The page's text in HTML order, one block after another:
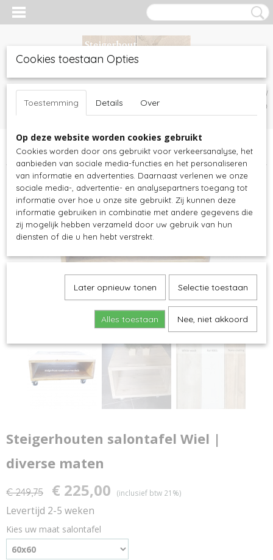
Inloggen Registreren
UW WINKELWAGEN
(0)
Home >Tuinmeubelen>Steigerhout tuinmeubels>
Steigerhouten salontafel Wiel | diverse maten
Steigerhouten salontafel Wiel |
diverse maten
€ 249,75 € 225,00 (inclusief btw 21%)
Levertijd 2-5 weken
Kies uw maat salontafel
Cookies toestaan Opties
Toestemming Details Over
Op deze website worden cookies gebruikt
Cookies worden door ons gebruikt voor verkeersanalyse, het
aanbieden van sociale media-functies en het personaliseren
van informatie en advertenties. Daarnaast verlenen we onze
sociale media-, advertentie- en analysepartners toegang tot
informatie over hoe u onze site gebruikt. Zij kunnen deze
informatie gebruiken in combinatie met andere gegevens die
zij mogelijk hebben verzameld door uw gebruik van hun
diensten of die u hen hebt verstrekt.
Later opnieuw tonen Selectie toestaan
Alles toestaan Nee, niet akkoord